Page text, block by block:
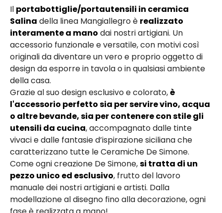
Il portabottiglie/portautensili in ceramica
Salina della linea Mangiallegro è realizzato
interamente a mano dai nostri artigiani. Un
accessorio funzionale e versatile, con motivi così
originali da diventare un vero e proprio oggetto di
design da esporre in tavola o in qualsiasi ambiente
della casa.
Grazie al suo design esclusivo e colorato,è
l'accessorio perfetto sia per servire vino, acqua
o altre bevande, sia per contenere con stile gli
utensili da cucina, accompagnato dalle tinte
vivaci e dalle fantasie d’ispirazione siciliana che
caratterizzano tutte le Ceramiche De Simone.
Come ogni creazione De Simone,si tratta di un
pezzo unico ed esclusivo, frutto del lavoro
manuale dei nostri artigiani e artisti. Dalla
modellazione al disegno fino alla decorazione, ogni